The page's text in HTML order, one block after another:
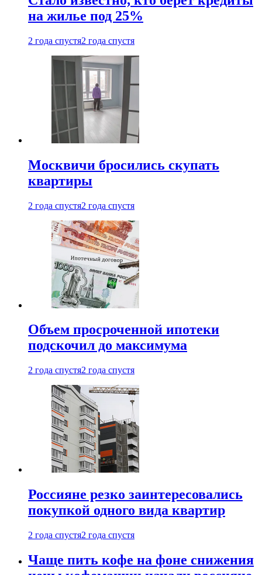
на жилье под 25%
2 года спустя2 года спустя
Москвичи бросились скупать
квартиры
2 года спустя2 года спустя
Объем просроченной ипотеки
подскочил до максимума
2 года спустя2 года спустя
Россияне резко заинтересовались
покупкой одного вида квартир
2 года спустя2 года спустя
Чаще пить кофе на фоне снижения